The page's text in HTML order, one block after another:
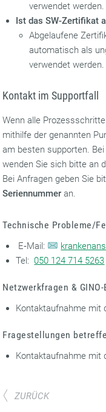
verwendet werden.
Ist das SW-Zertifikat
Abgelaufene
automatisch als
verwendet werden.
Kontakt im Supportfall
Wenn alle
mithilfe der genannten
am besten supporten.
wenden Sie sich bitte an
Bei Anfragen geben Sie
Seriennummer an.
Technische Probleme/
E‑Mail:
Tel:050 124 714 5263
Netzwerkfragen &
Kontaktaufnahme mit
Fragestellungen
Kontaktaufnahme mit
ZURÜCK